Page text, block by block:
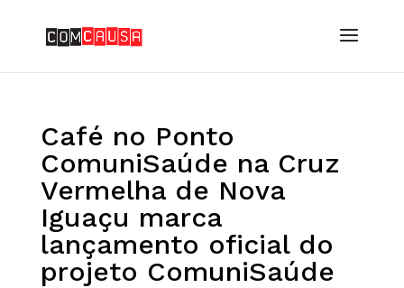
Café no Ponto
ComuniSaúde na Cruz
Vermelha de Nova
Iguaçu marca
lançamento oficial do
projeto ComuniSaúde